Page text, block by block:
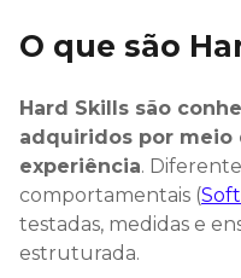
O que são
Hard Skills são
adquiridos por meio
experiência.
comportamentais (
testadas, medidas e
estruturada.